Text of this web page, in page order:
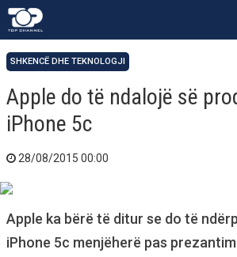
SHKENCË DHE TEKNOLOGJI
Apple do të ndalojë së
iPhone 5c
28/08/2015 00:00
Apple ka bërë të ditur se do të
iPhone 5c menjëherë pas